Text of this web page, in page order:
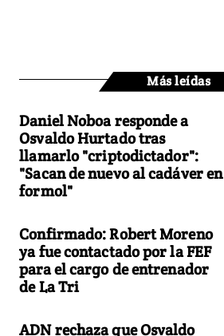
Más leídas
Daniel Noboa responde a
Osvaldo Hurtado tras
llamarlo "criptodictador":
"Sacan de nuevo al cadáver en
formol"
Confirmado: Robert Moreno
ya fue contactado por la FEF
para el cargo de entrenador
de La Tri
ADN rechaza que Osvaldo